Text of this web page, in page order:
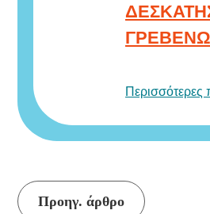
Περισσότερες
Συνέχεια
Προηγ. άρθρο